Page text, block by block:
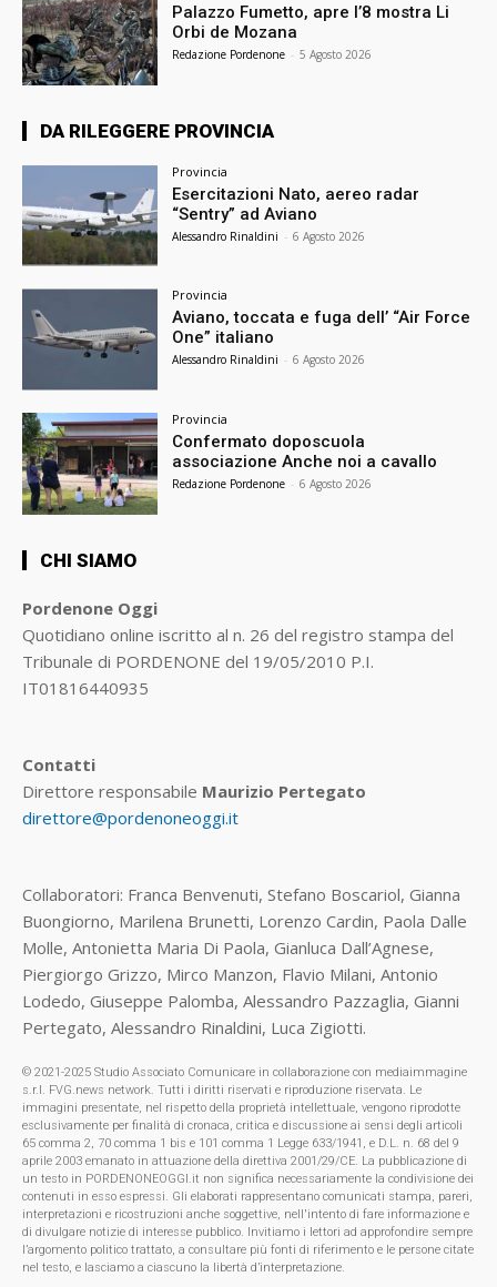
Palazzo Fumetto, apre l’8 mostra Li
Orbi de Mozana
Redazione Pordenone - 5 Agosto 2026
DA RILEGGERE PROVINCIA
Provincia
Esercitazioni Nato, aereo radar
“Sentry” ad Aviano
Alessandro Rinaldini - 6 Agosto 2026
Provincia
Aviano, toccata e fuga dell’ “Air Force
One” italiano
Alessandro Rinaldini - 6 Agosto 2026
Provincia
Confermato doposcuola
associazione Anche noi a cavallo
Redazione Pordenone - 6 Agosto 2026
CHI SIAMO
Pordenone Oggi
Quotidiano online iscritto al n. 26 del registro stampa del
Tribunale di PORDENONE del 19/05/2010 P.I.
IT01816440935
Contatti
Direttore responsabile Maurizio Pertegato
direttore@pordenoneoggi.it
Collaboratori: Franca Benvenuti, Stefano Boscariol, Gianna
Buongiorno, Marilena Brunetti, Lorenzo Cardin, Paola Dalle
Molle, Antonietta Maria Di Paola, Gianluca Dall’Agnese,
Piergiorgo Grizzo, Mirco Manzon, Flavio Milani, Antonio
Lodedo, Giuseppe Palomba, Alessandro Pazzaglia, Gianni
Pertegato, Alessandro Rinaldini, Luca Zigiotti.
© 2021-2025 Studio Associato Comunicare in collaborazione con mediaimmagine
s.r.l. FVG.news network. Tutti i diritti riservati e riproduzione riservata. Le
immagini presentate, nel rispetto della proprietà intellettuale, vengono riprodotte
esclusivamente per finalità di cronaca, critica e discussione ai sensi degli articoli
65 comma 2, 70 comma 1 bis e 101 comma 1 Legge 633/1941, e D.L. n. 68 del 9
aprile 2003 emanato in attuazione della direttiva 2001/29/CE. La pubblicazione di
un testo in PORDENONEOGGI.it non significa necessariamente la condivisione dei
contenuti in esso espressi. Gli elaborati rappresentano comunicati stampa, pareri,
interpretazioni e ricostruzioni anche soggettive, nell'intento di fare informazione e
di divulgare notizie di interesse pubblico. Invitiamo i lettori ad approfondire sempre
l’argomento politico trattato, a consultare più fonti di riferimento e le persone citate
nel testo, e lasciamo a ciascuno la libertà d’interpretazione.